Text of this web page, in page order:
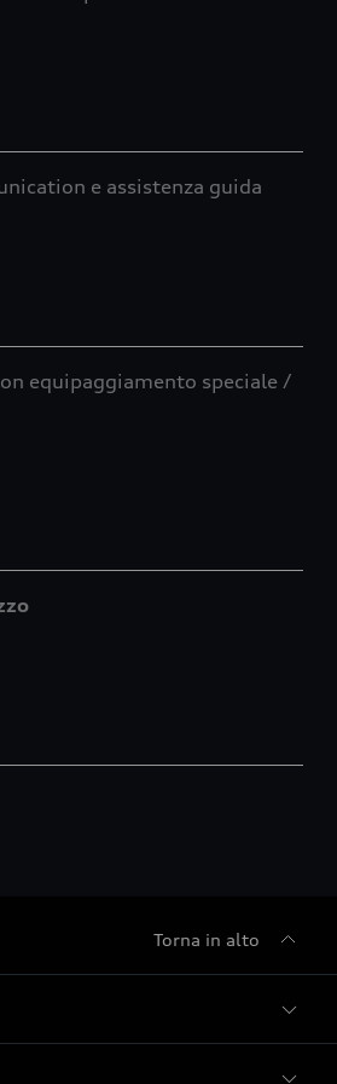
e assistenza guida
equipaggiamento speciale /
Torna in alto